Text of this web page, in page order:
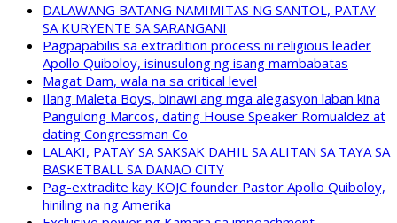
DALAWANG BATANG NAMIMITAS NG SANTOL, PATAY
SA KURYENTE SA SARANGANI
Pagpapabilis sa extradition process ni religious leader
Apollo Quiboloy, isinusulong ng isang mambabatas
Magat Dam, wala na sa critical level
Ilang Maleta Boys, binawi ang mga alegasyon laban kina
Pangulong Marcos, dating House Speaker Romualdez at
dating Congressman Co
LALAKI, PATAY SA SAKSAK DAHIL SA ALITAN SA TAYA SA
BASKETBALL SA DANAO CITY
Pag-extradite kay KOJC founder Pastor Apollo Quiboloy,
hiniling na ng Amerika